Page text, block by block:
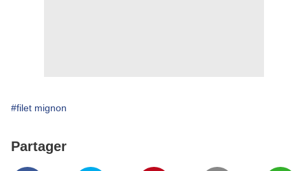
#filet mignon
Partager